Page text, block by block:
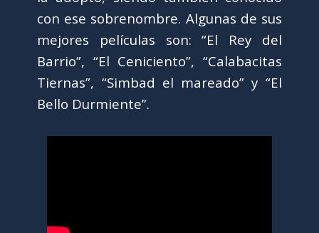
con ese sobrenombre. Algunas de sus
mejores películas son: “El Rey del
Barrio”, “El Ceniciento”, “Calabacitas
Tiernas”, “Simbad el mareado” y “El
Bello Durmiente”.